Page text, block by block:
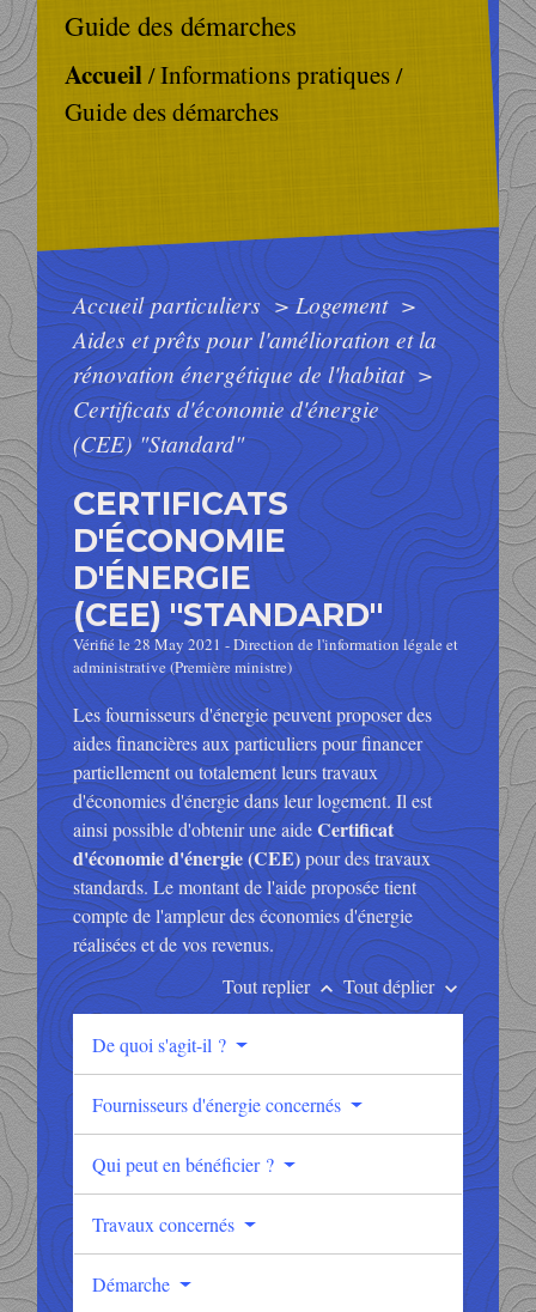
Guide des démarches
Accueil/Informations pratiques/
Guide des démarches
Accueil particuliers>Logement>
Aides et prêts pour l'amélioration et la
rénovation énergétique de l'habitat>
Certificats d'économie d'énergie
(CEE) "Standard"
CERTIFICATS
D'ÉCONOMIE
D'ÉNERGIE
(CEE) "STANDARD"
Vérifié le 28 May 2021 - Direction de l'information légale et
administrative (Première ministre)
Les fournisseurs d'énergie peuvent proposer des
aides financières aux particuliers pour financer
partiellement ou totalement leurs travaux
d'économies d'énergie dans leur logement. Il est
ainsi possible d'obtenir une aideCertificat
d'économie d'énergie (CEE)pour des travaux
standards. Le montant de l'aide proposée tient
compte de l'ampleur des économies d'énergie
réalisées et de vos revenus.
Tout replierkeyboard_arrow_up Tout déplier keyboard_arrow_down
De quoi s'agit-il ?
Fournisseurs d'énergie concernés
Qui peut en bénéficier ?
Travaux concernés
Démarche